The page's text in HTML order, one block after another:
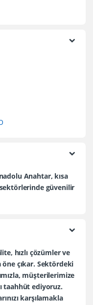
Anahtar, kısa
güvenilir
hızlı çözümler ve
öne çıkar. Sektördeki
müşterilerimize
taahhüt ediyoruz.
karşılamakla